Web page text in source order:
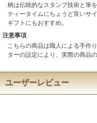
柄は伝統的なスタンプ技術と筆
ティータイムにちょうど良いサ
ギフトにもおすすめ。
注意事項
こちらの商品は職人による手作
ターの設定により、実際の商品
ユーザーレビュー